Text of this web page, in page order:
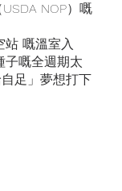
NOP）嘅
站 嘅溫室入
子嘅全週期太
足」夢想打下